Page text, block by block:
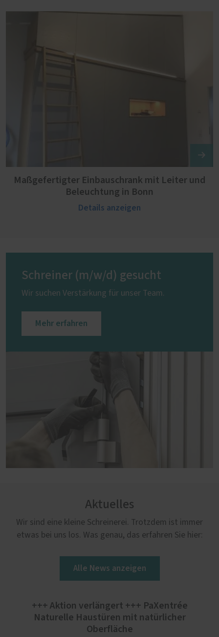
Maßgefertigter Einbauschrank mit Leiter und
Beleuchtung in Bonn
Details anzeigen
Schreiner (m/w/d) gesucht
Wir suchen Verstärkung für unser Team.
Mehr erfahren
Aktuelles
Wir sind eine kleine Schreinerei. Trotzdem ist immer
etwas bei uns los. Was genau, das erfahren Sie hier:
Alle News anzeigen
+++ Aktion verlängert +++ PaXentrée
Naturelle Haustüren mit natürlicher
Oberfläche